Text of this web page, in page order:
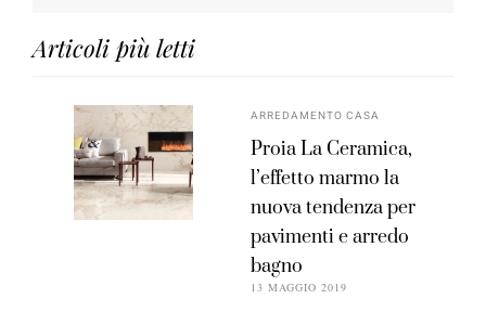
Articoli più letti
ARREDAMENTO CASA
Proia La Ceramica,
l’effetto marmo la
nuova tendenza per
pavimenti e arredo
bagno
13 MAGGIO 2019